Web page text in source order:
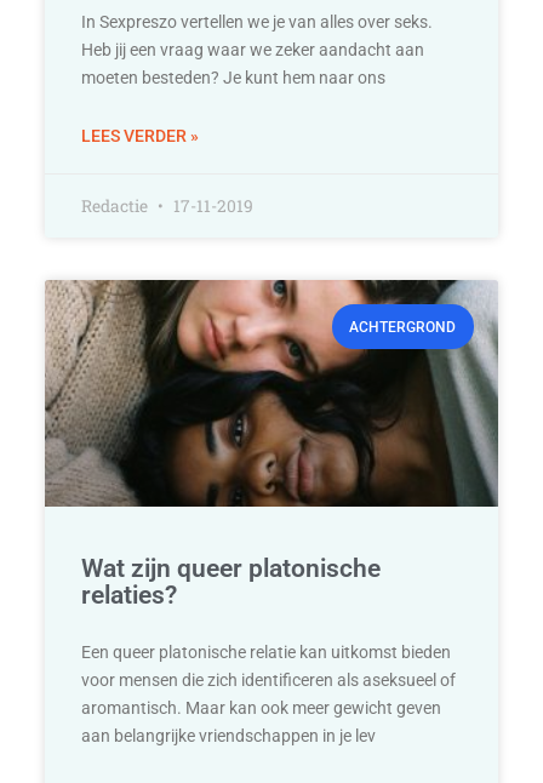
In Sexpreszo vertellen we je van alles over seks.
Heb jij een vraag waar we zeker aandacht aan
moeten besteden? Je kunt hem naar ons
LEES VERDER »
Redactie 17-11-2019
ACHTERGROND
Wat zijn queer platonische
relaties?
Een queer platonische relatie kan uitkomst bieden
voor mensen die zich identificeren als aseksueel of
aromantisch. Maar kan ook meer gewicht geven
aan belangrijke vriendschappen in je lev